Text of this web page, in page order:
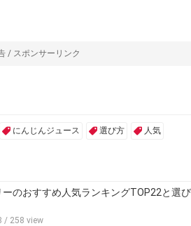
/ スポンサーリンク
にんじんジュース 選び方 人気
ーのおすすめ人気ランキングTOP22と選び
/ 258 view